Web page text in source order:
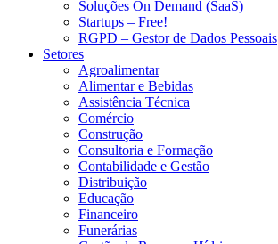
Soluções On Demand (SaaS)
Startups – Free!
RGPD – Gestor de Dados Pessoais
Setores
Agroalimentar
Alimentar e Bebidas
Assistência Técnica
Comércio
Construção
Consultoria e Formação
Contabilidade e Gestão
Distribuição
Educação
Financeiro
Funerárias